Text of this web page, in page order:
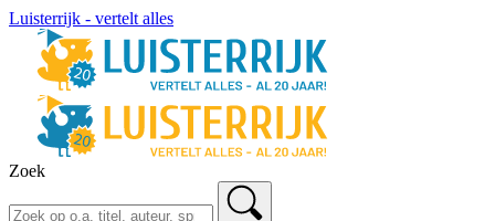
Luisterrijk - vertelt alles
Zoek